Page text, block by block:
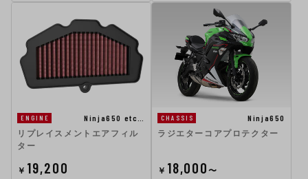
ENGINE
Ninja650 etc…
リプレイスメントエアフィル
ター
￥ 19,200
CHASSIS
Ninja650
ラジエターコアプロテクター
￥ 18,000〜